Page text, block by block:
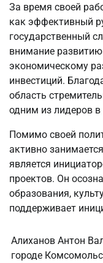
За время своей
как эффективный
государственный
внимание
экономическому
инвестиций.
область
одним из лидеров
Помимо своей
активно
является
проектов. Он
образования,
поддерживает
Алиханов Антон
городе